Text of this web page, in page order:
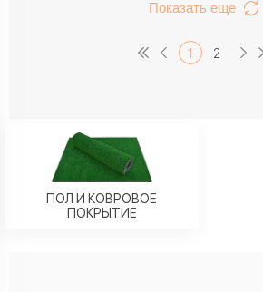
Показать еще
1 2
ПОЛ И КОВРОВОЕ
ПОКРЫТИЕ